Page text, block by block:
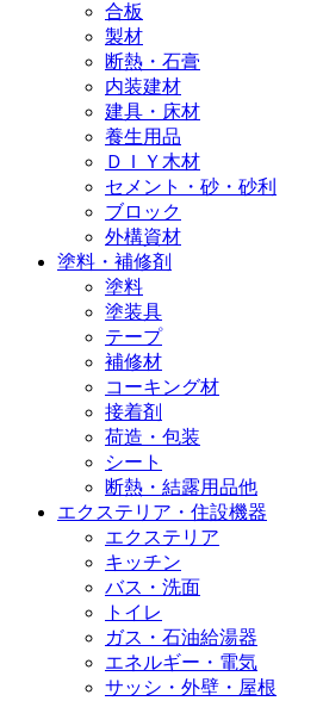
合板
製材
断熱・石膏
内装建材
建具・床材
養生用品
ＤＩＹ木材
セメント・砂・砂利
ブロック
外構資材
塗料・補修剤
塗料
塗装具
テープ
補修材
コーキング材
接着剤
荷造・包装
シート
断熱・結露用品他
エクステリア・住設機器
エクステリア
キッチン
バス・洗面
トイレ
ガス・石油給湯器
エネルギー・電気
サッシ・外壁・屋根